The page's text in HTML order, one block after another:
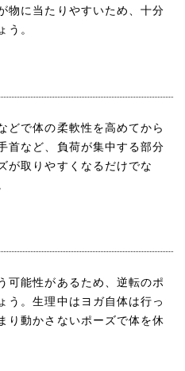
物に当たりやすいため、十分
。
どで体の柔軟性を高めてから
首など、負荷が集中する部分
が取りやすくなるだけでな
可能性があるため、逆転のポ
う。生理中はヨガ自体は行っ
り動かさないポーズで体を休